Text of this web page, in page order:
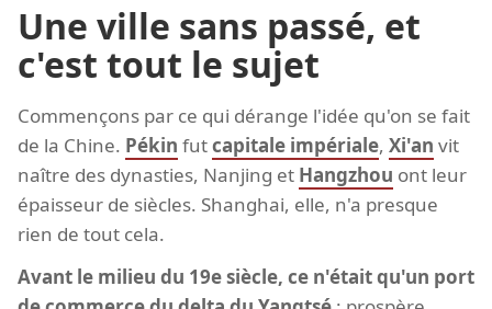
Une ville sans passé, et
c'est tout le sujet
Commençons par ce qui dérange l'idée qu'on se fait
de la Chine. Pékin futcapitale impériale, Xi'an vit
naître des dynasties, Nanjing et Hangzhou ont leur
épaisseur de siècles. Shanghai, elle, n'a presque
rien de tout cela.
Avant le milieu du 19e siècle, ce n'était qu'un port